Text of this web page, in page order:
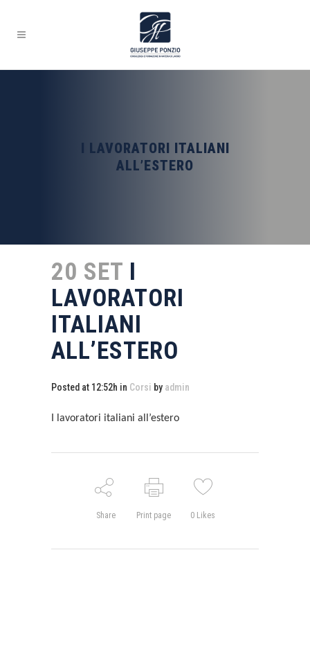
I LAVORATORI ITALIANI
ALL’ESTERO
20 SET I
LAVORATORI
ITALIANI
ALL’ESTERO
Posted at 12:52h in Corsi by admin
I lavoratori italiani all’estero
Share Print page 0 Likes